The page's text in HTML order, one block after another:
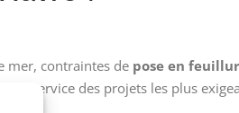
mer, contraintes de pose en
au service des projets les plus